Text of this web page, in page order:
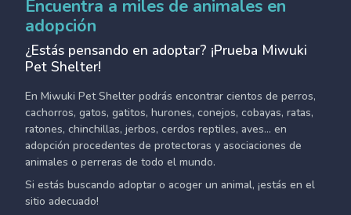
Encuentra a miles de animales en
adopción
¿Estás pensando en adoptar? ¡Prueba Miwuki
Pet Shelter!
En Miwuki Pet Shelter podrás encontrar cientos de perros,
cachorros, gatos, gatitos, hurones, conejos, cobayas, ratas,
ratones, chinchillas, jerbos, cerdos reptiles, aves... en
adopción procedentes de protectoras y asociaciones de
animales o perreras de todo el mundo.
Si estás buscando adoptar o acoger un animal, ¡estás en el
sitio adecuado!